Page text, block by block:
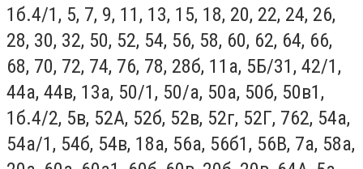
1б.4/1, 5, 7, 9, 11, 13, 15, 18, 20, 22, 24, 26,
28, 30, 32, 50, 52, 54, 56, 58, 60, 62, 64, 66,
68, 70, 72, 74, 76, 78, 28б, 11а, 5Б/31, 42/1,
44а, 44в, 13а, 50/1, 50/а, 50а, 50б, 50в1,
1б.4/2, 5в, 52А, 52б, 52в, 52г, 52Г, 762, 54а,
54а/1, 54б, 54в, 18а, 56а, 56б1, 56В, 7а, 58а,